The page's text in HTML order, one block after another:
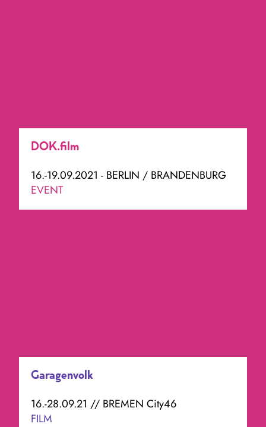
DOK.film
16.-19.09.2021 - BERLIN / BRANDENBURG
EVENT
Garagenvolk
16.-28.09.21 // BREMEN City46
FILM